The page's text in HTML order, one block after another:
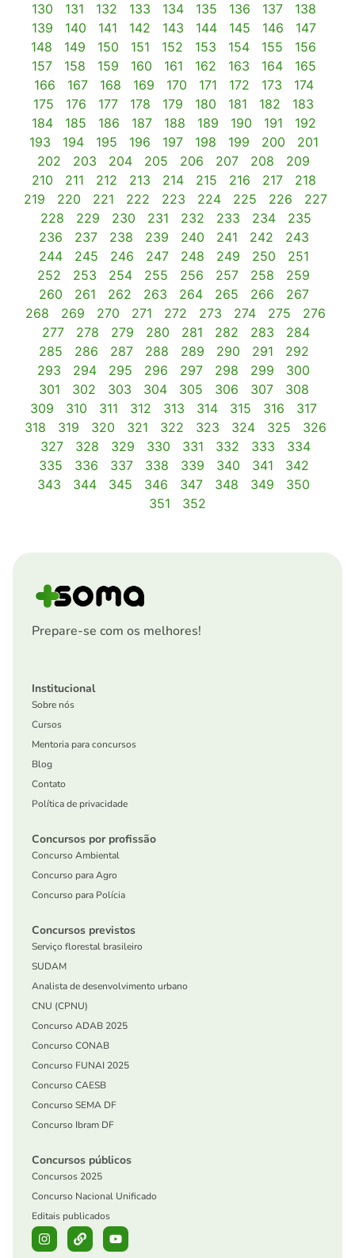
130
131 132 133 134 135 136 137
138
139
140 141 142 143 144 145 146
147
148
149 150 151 152 153 154 155
156
157
158 159 160 161 162 163 164
165
166
167 168 169 170 171 172 173
174
175
176 177 178 179 180 181 182
183
184
185 186 187 188 189 190 191
192
193
194 195 196 197 198 199 200
201
202
203 204 205 206 207 208
209
210
211 212 213 214 215 216 217
218
219
220 221 222 223 224 225 226
227
228
229 230 231 232 233 234
235
236
237 238 239 240 241 242
243
244
245 246 247 248 249 250
251
252
253 254 255 256 257 258
259
260
261 262 263 264 265 266
267
268
269 270 271 272 273 274 275
276
277
278 279 280 281 282 283
284
285
286 287 288 289 290 291
292
293
294 295 296 297 298 299
300
301
302 303 304 305 306 307
308
309
310 311 312 313 314 315 316
317
318
319 320 321 322 323 324 325
326
327
328 329 330 331 332 333
334
335
336 337 338 339 340 341
342
343
344 345 346 347 348 349
350
351
352
Prepare-se com os melhores!
Institucional
Sobre nós
Cursos
Mentoria para concursos
Blog
Contato
Política de privacidade
Concursos por profissão
Concurso Ambiental
Concurso para Agro
Concurso para Polícia
Concursos previstos
Serviço florestal brasileiro
SUDAM
Analista de desenvolvimento urbano
CNU (CPNU)
Concurso ADAB 2025
Concurso CONAB
Concurso FUNAI 2025
Concurso CAESB
Concurso SEMA DF
Concurso Ibram DF
Concursos públicos
Concursos 2025
Concurso Nacional Unificado
Editais publicados